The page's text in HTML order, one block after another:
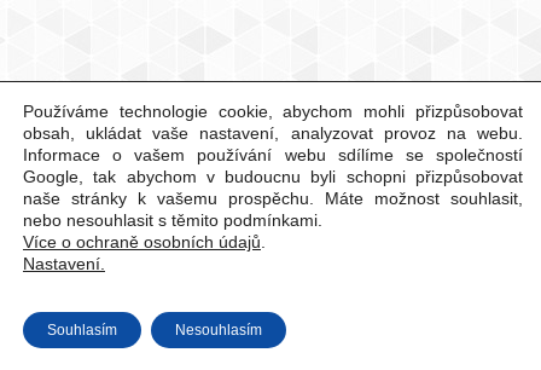
Používáme technologie cookie, abychom mohli přizpůsobovat
obsah, ukládat vaše nastavení, analyzovat provoz na webu.
Informace o vašem používání webu sdílíme se společností
Google, tak abychom v budoucnu byli schopni přizpůsobovat
naše stránky k vašemu prospěchu. Máte možnost souhlasit,
nebo nesouhlasit s těmito podmínkami.
Více o ochraně osobních údajů
Nastavení.
Souhlasím Nesouhlasím